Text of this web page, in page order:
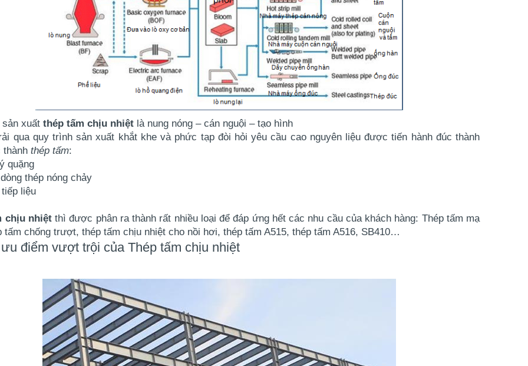
xuất thép tấm chịu nhiệt là nung nóng – cán nguội – tạo hình
qua quy trình sản xuất khắt khe và phức tạp đòi hỏi yêu cầu cao nguyên liệu được tiến hành đúc thành
thành thép tấm:
quặng
thép nóng chảy
liệu
chịu nhiệt thì được phân ra thành rất nhiều loại để đáp ứng hết các nhu cầu của khách hàng: Thép tấm mạ
tấm chống trượt, thép tấm chịu nhiệt cho nồi hơi, thép tấm A515, thép tấm A516, SB410…
điểm vượt trội của Thép tấm chịu nhiệt